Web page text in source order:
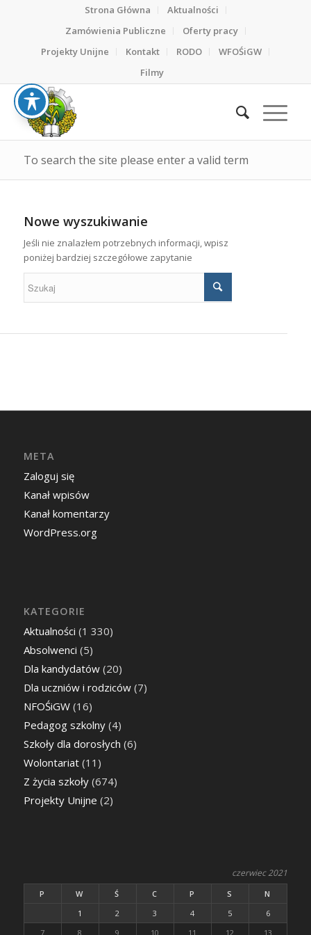
Strona Główna
Aktualności
Zamówienia Publiczne
Oferty pracy
Projekty Unijne
Kontakt RODO
WFOŚiGW
Filmy
To search the site please enter a valid term
Nowe wyszukiwanie
Jeśli nie znalazłem potrzebnych informacji, wpisz
poniżej bardziej szczegółowe zapytanie
META
Zaloguj się
Kanał wpisów
Kanał komentarzy
WordPress.org
KATEGORIE
Aktualności (1 330)
Absolwenci (5)
Dla kandydatów(20)
Dla uczniów i rodziców(7)
NFOŚiGW(16)
Pedagog szkolny(4)
Szkoły dla dorosłych (6)
Wolontariat(11)
Z życia szkoły(674)
Projekty Unijne (2)
czerwiec 2021
P W Ś C P S
N
1
2 3 4 5
6
7
8 9 10 11 12 13